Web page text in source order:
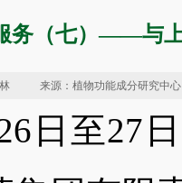
务（七）——与
来源：植物功能成分研究中心
日至27